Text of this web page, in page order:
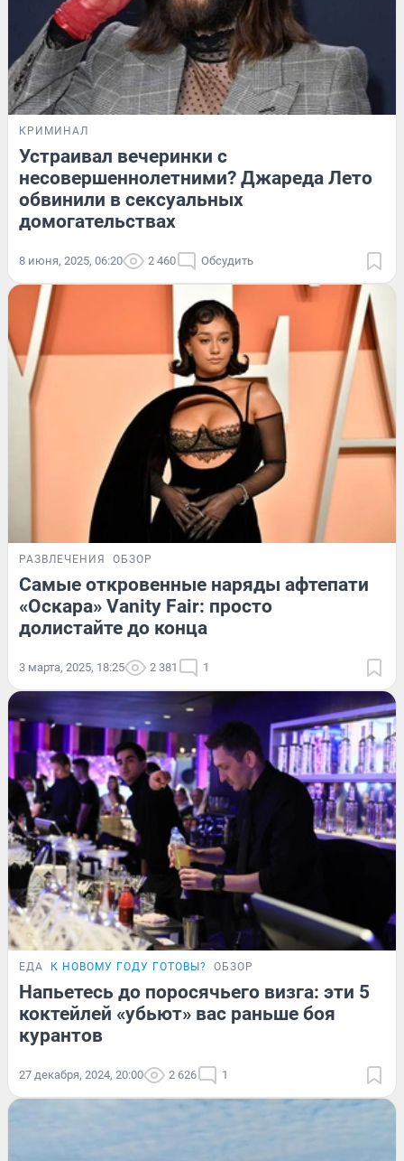
КРИМИНАЛ
Устраивал вечеринки с
несовершеннолетними? Джареда Лето
обвинили в сексуальных
домогательствах
8 июня, 2025, 06:20 2 460 Обсудить
РАЗВЛЕЧЕНИЯ ОБЗОР
Самые откровенные наряды афтепати
«Оскара» Vanity Fair: просто
долистайте до конца
3 марта, 2025, 18:25 2 381 1
ЕДА К НОВОМУ ГОДУ ГОТОВЫ? ОБЗОР
Напьетесь до поросячьего визга: эти 5
коктейлей «убьют» вас раньше боя
курантов
27 декабря, 2024, 20:00 2 626 1